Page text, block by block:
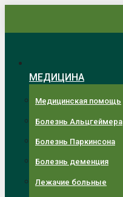
МЕДИЦИНА
Медицинская помощь
Болезнь Альцгеймера
Болезнь Паркинсона
Болезнь деменция
Лежачие больные